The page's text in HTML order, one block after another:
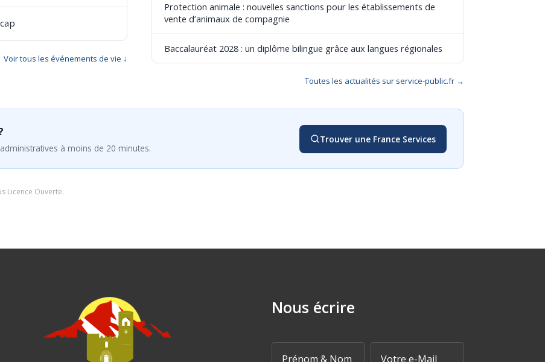
Voir tous les événements de vie ↓
Protection animale : nouvelles sanctions pour les établissements de
vente d’animaux de compagnie
Baccalauréat 2028 : un diplôme bilingue grâce aux langues régionales
Toutes les actualités sur service-public.fr →
à moins de 20 minutes.
Trouver une France Services
Licence Ouverte.
Nous écrire